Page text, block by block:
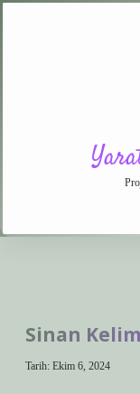
Sinan
Tarih: Ekim 6, 2024